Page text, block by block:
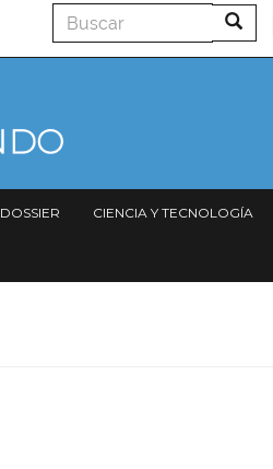
Buscar Buscar
DOSSIER CIENCIA Y TECNOLOGÍA